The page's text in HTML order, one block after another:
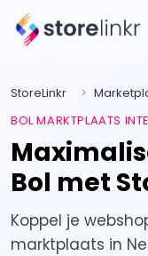
StoreLinkr
BOL MARKTPLAATS
Bol met
Koppel je
marktplaats in